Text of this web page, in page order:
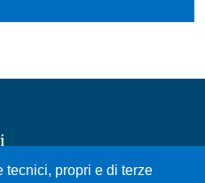
tecnici, propri e di terze